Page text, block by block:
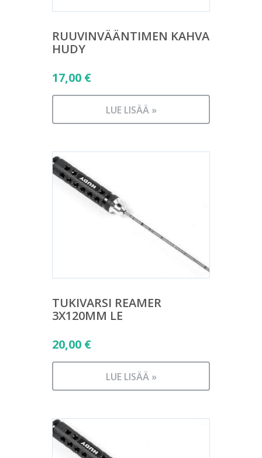
RUUVINVÄÄNTIMEN KAHVA
HUDY
17,00 €
LUE LISÄÄ »
TUKIVARSI REAMER
3X120MM LE
20,00 €
LUE LISÄÄ »